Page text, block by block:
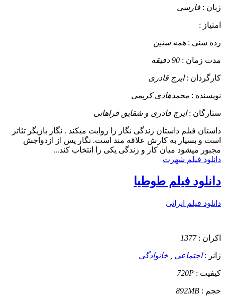
زبان : فارسی
امتیاز :
رده سنی : همه سنین
مدت زمان : 90 دقیقه
کارگردان :ایرج قادری
نویسنده : محمدهادی کریمی
ستارگان :ایرج قادری و شقایق فراهانی
داستان فیلم داستان زندگی نگار را روایت میکند . نگار بازیگر تئاتر
است و بسیار به کارش علاقه مند است. نگار پس از ازدواجش
مجبور میشود میان کار و زندگی یکی را انتخاب کند...
دانلود فیلم شهرت
دانلود فیلم طوطیا
دانلود فیلم ایرانی
اکران :1377
ژانر :اجتماعی خانوادگی
کیفیت : 720P
حجم : 892MB